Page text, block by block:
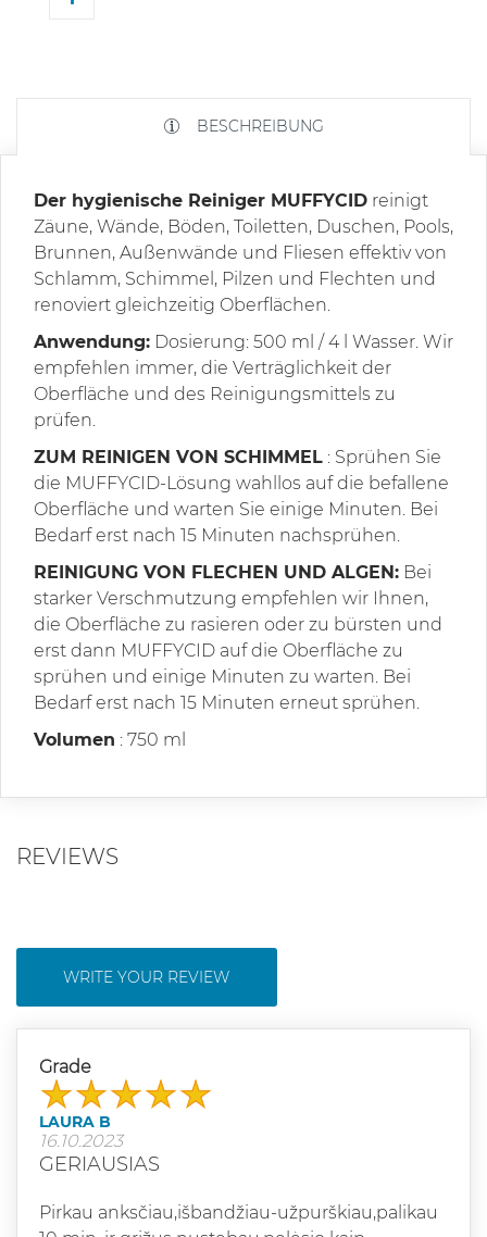
BESCHREIBUNG
Der hygienische Reiniger MUFFYCID reinigt
Zäune, Wände, Böden, Toiletten, Duschen, Pools,
Brunnen, Außenwände und Fliesen effektiv von
Schlamm, Schimmel, Pilzen und Flechten und
renoviert gleichzeitig Oberflächen.
Anwendung: Dosierung: 500 ml / 4 l Wasser. Wir
empfehlen immer, die Verträglichkeit der
Oberfläche und des Reinigungsmittels zu
prüfen.
ZUM REINIGEN VON SCHIMMEL : Sprühen Sie
die MUFFYCID-Lösung wahllos auf die befallene
Oberfläche und warten Sie einige Minuten. Bei
Bedarf erst nach 15 Minuten nachsprühen.
REINIGUNG VON FLECHEN UND ALGEN: Bei
starker Verschmutzung empfehlen wir Ihnen,
die Oberfläche zu rasieren oder zu bürsten und
erst dann MUFFYCID auf die Oberfläche zu
sprühen und einige Minuten zu warten. Bei
Bedarf erst nach 15 Minuten erneut sprühen.
Volumen : 750 ml
REVIEWS
WRITE YOUR REVIEW
Grade
LAURA B
16.10.2023
GERIAUSIAS
Pirkau anksčiau,išbandžiau-užpurškiau,palikau